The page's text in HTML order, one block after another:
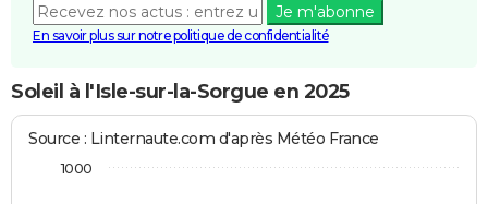
Je m'abonne
En savoir plus sur notre politique de confidentialité
Soleil à l'Isle-sur-la-Sorgue en 2025
Source : Linternaute.com d'après Météo France
1000